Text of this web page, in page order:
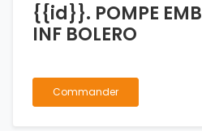
{{id}}. POMPE EMB
INF BOLERO
Commander